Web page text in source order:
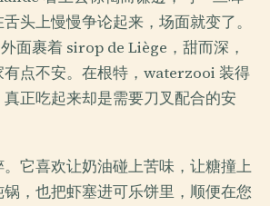
头上慢慢争论起来，场面就变了。
面裹着 sirop de Liège，甜而深，
有点不安。在根特，waterzooi 装得
正吃起来却是需要刀叉配合的安
它喜欢让奶油碰上苦味，让糖撞上
，也把虾塞进可乐饼里，顺便在您